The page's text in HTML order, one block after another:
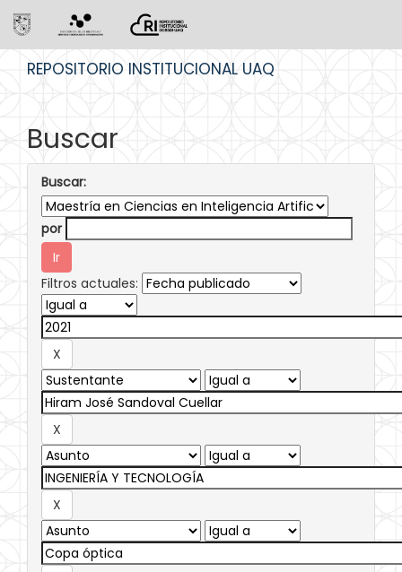
REPOSITORIO INSTITUCIONAL UAQ
Buscar
Buscar:
por
Filtros actuales: